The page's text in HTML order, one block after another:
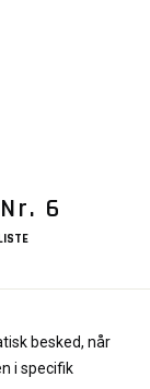
6
besked, når
i specifik